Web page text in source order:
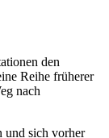
den
Reihe früherer
nach
und sich vorher